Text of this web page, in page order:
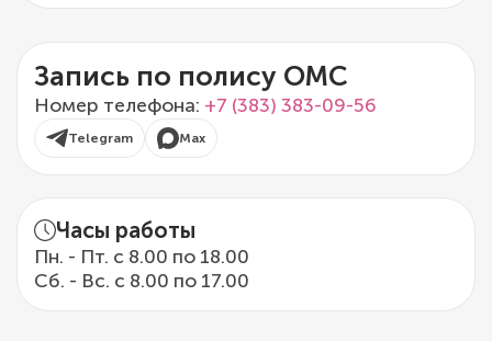
Запись по полису ОМС
Номер телефона: +7 (383) 383-09-56
Telegram Max
Часы работы
Пн. - Пт. с 8.00 по 18.00
Сб. - Вс. с 8.00 по 17.00